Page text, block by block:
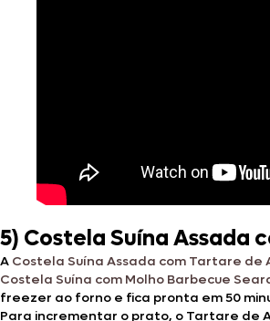
5) Costela Suína Assada
A Costela Suína Assada com Tartare de
Costela Suína com Molho Barbecue
freezer ao forno e fica pronta em 50
Para incrementar o prato, o Tartare de